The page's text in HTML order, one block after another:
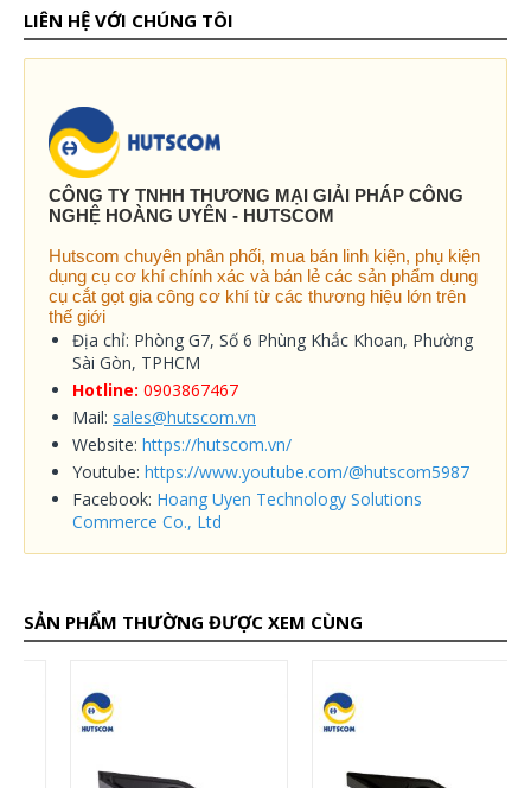
LIÊN HỆ VỚI CHÚNG TÔI
CÔNG TY TNHH THƯƠNG MẠI GIẢI PHÁP CÔNG
NGHỆ HOÀNG UYÊN - HUTSCOM
Hutscom chuyên phân phối, mua bán linh kiện, phụ kiện
dụng cụ cơ khí chính xác và bán lẻ các sản phẩm dụng
cụ cắt gọt gia công cơ khí từ các thương hiệu lớn trên
thế giới
Địa chỉ: Phòng G7, Số 6 Phùng Khắc Khoan, Phường
Sài Gòn, TPHCM
Hotline: 0903867467
Mail: sales@hutscom.vn
Website: https://hutscom.vn/
Youtube: https://www.youtube.com/@hutscom5987
Facebook: Hoang Uyen Technology Solutions
Commerce Co., Ltd
SẢN PHẨM THƯỜNG ĐƯỢC XEM CÙNG